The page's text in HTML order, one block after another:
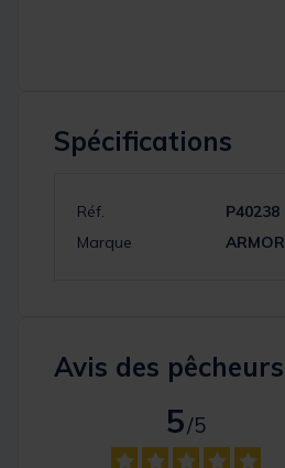
Spécifications
Réf.
P40238
Marque
ARMOR
Avis des pêcheurs
5
/5